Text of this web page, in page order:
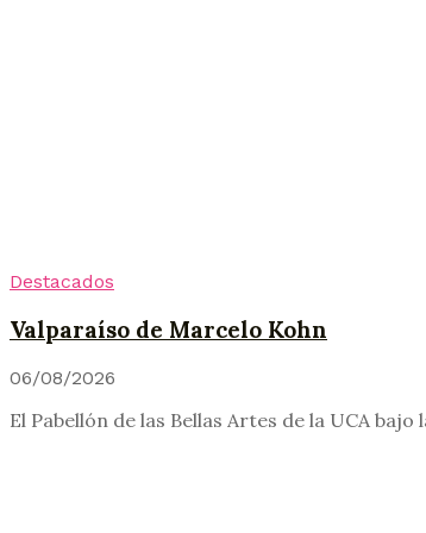
Destacados
Valparaíso de Marcelo Kohn
06/08/2026
El Pabellón de las Bellas Artes de la UCA